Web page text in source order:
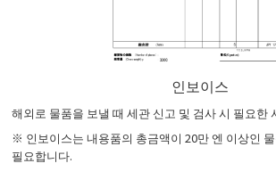
인보이스
해외로 물품을 보낼 때 세관 신고 및 검사 시 필요한
※ 인보이스는 내용품의 총금액이 20만 엔 이상인
필요합니다.